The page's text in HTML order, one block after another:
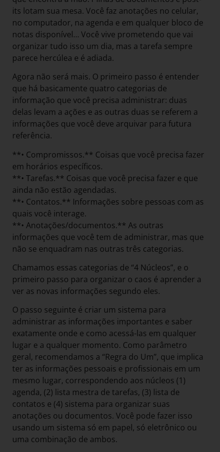
its lotam sua mesa. Você faz anotações no celular,
no computador, na agenda e em qualquer bloco de
notas disponível… Você vive prometendo que vai
organizar tudo isso um dia, mas a tarefa sempre
parece hercúlea e é adiada.
Agora não será mais. O primeiro passo é entender
que há basicamente quatro categorias de
informação que você precisa administrar: duas
delas levam a ações e as outras duas se referem a
informações que você deve arquivar para futura
referência.
**• Compromissos.** Coisas que você precisa fazer
em horários específicos.
**• Tarefas.** Coisas que você precisa fazer e que
ainda não estão agendadas.
**• Contatos.** Informações sobre pessoas com as
quais você interage.
**• Anotações/documentos.** As outras
informações que você tem de administrar, mas que
não se enquadram nas outras três categorias.
Chamamos essas categorias de “4 Núcleos”, e o
primeiro passo para organizar o caos é aprender a
ver as novas informações segundo eles.
O passo seguinte é criar um sistema para
administrar as informações importantes e saber
exatamente onde e como acessá-las em qualquer
lugar e a qualquer momento. Como parâmetro
geral, recomendamos a “Regra do Um”, que implica
ter as informações pessoais e profissionais em um
mesmo lugar, correspondendo aos núcleos (1)
agenda, (2) lista mestra de tarefas, (3) lista de
contatos e (4) sistema para organizar suas
anotações ou documentos. Você pode fazer isso
usando um sistema só em papel, só eletrônico ou
uma combinação de ambos.